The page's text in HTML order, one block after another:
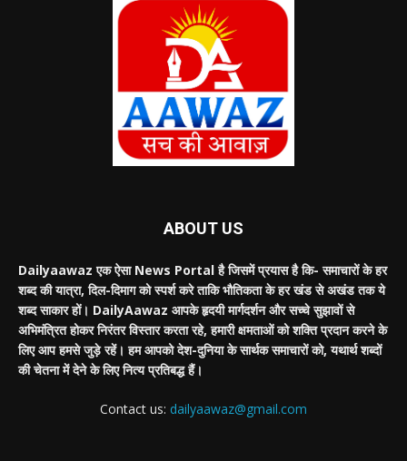
ABOUT US
Dailyaawaz एक ऐसा News Portal है जिसमें प्रयास है कि- समाचारों के हर
शब्द की यात्रा, दिल-दिमाग को स्पर्श करे ताकि भौतिकता के हर खंड से अखंड तक ये
शब्द साकार हों। DailyAawaz आपके हृदयी मार्गदर्शन और सच्चे सुझावों से
अभिमंत्रित होकर निरंतर विस्तार करता रहे, हमारी क्षमताओं को शक्ति प्रदान करने के
लिए आप हमसे जुड़े रहें। हम आपको देश-दुनिया के सार्थक समाचारों को, यथार्थ शब्दों
की चेतना में देने के लिए नित्य प्रतिबद्ध हैं।
Contact us: dailyaawaz@gmail.com